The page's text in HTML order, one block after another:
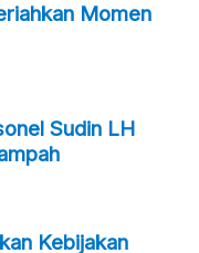
Momen
Sudin LH
Kebijakan